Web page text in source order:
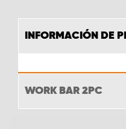
INFORMACIÓN DE
WORK BAR 2PC